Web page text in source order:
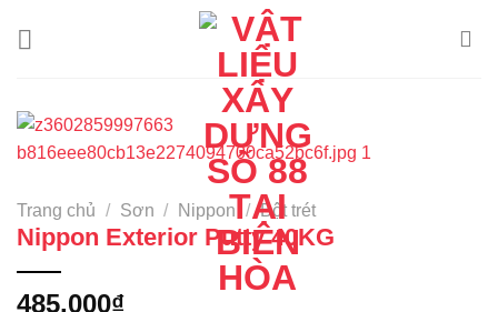
Trang chủ / Sơn / Nippon / Bột trét
Nippon Exterior Putty 40KG
485.000₫